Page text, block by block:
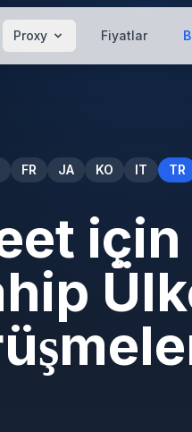
Proxy Fiyatlar
FR JA KO IT TR
için